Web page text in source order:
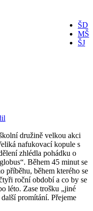
ŠD
MŠ
ŠJ
družině velkou akci
nafukovací kopule s
zhlédla pohádku o
Během 45 minut se
příběhu, během kterého se
roční období a co by se
léto. Zase trošku „jiné
promítání. Přejeme